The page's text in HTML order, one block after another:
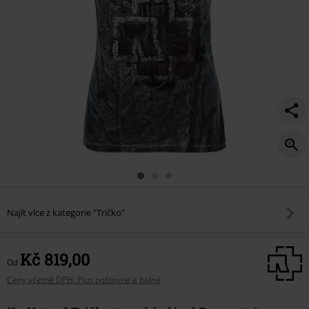
Najít více z kategorie "Tričko"
Od Kč 819,00
Ceny včetně DPH, Plus poštovné a balné